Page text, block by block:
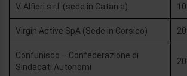
V. Alfieri s.r.l. (sede in Catania)
Virgin Active SpA (Sede in Corsico)
Confunisco – Confederazione di
Sindacati Autonomi